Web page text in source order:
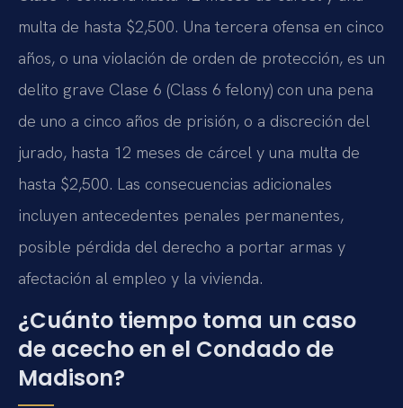
multa de hasta $2,500. Una tercera ofensa en cinco
años, o una violación de orden de protección, es un
delito grave Clase 6 (Class 6 felony) con una pena
de uno a cinco años de prisión, o a discreción del
jurado, hasta 12 meses de cárcel y una multa de
hasta $2,500. Las consecuencias adicionales
incluyen antecedentes penales permanentes,
posible pérdida del derecho a portar armas y
afectación al empleo y la vivienda.
¿Cuánto tiempo toma un caso
de acecho en el Condado de
Madison?